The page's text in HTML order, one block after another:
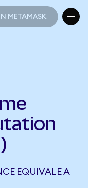
METAMASK
EQUIVALE A